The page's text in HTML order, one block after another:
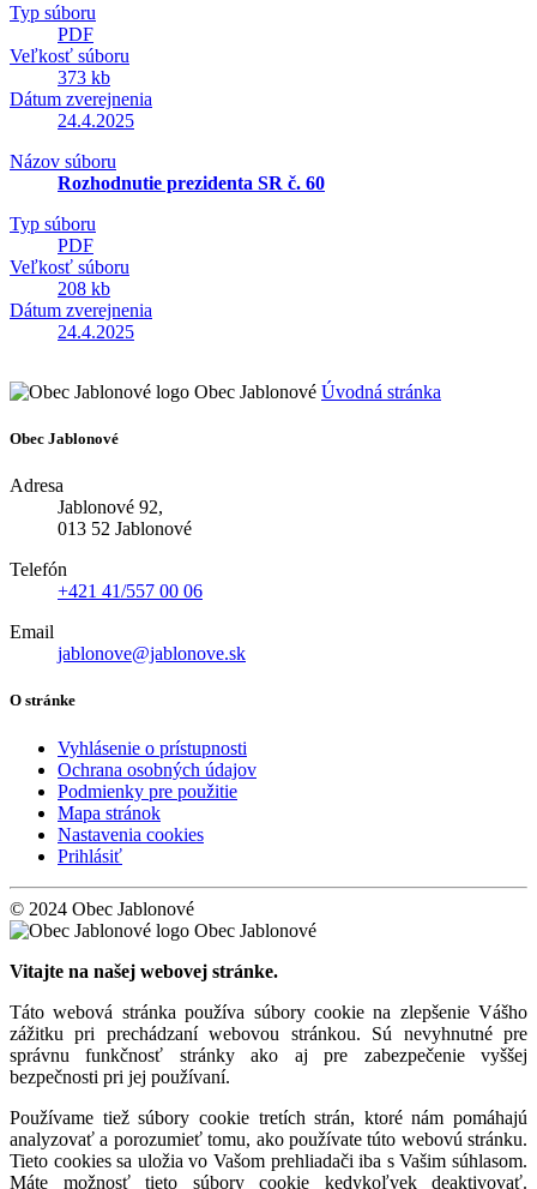
Typ súboru
PDF
Veľkosť súboru
373 kb
Dátum zverejnenia
24.4.2025
Názov súboru
Rozhodnutie prezidenta SR č. 60
Typ súboru
PDF
Veľkosť súboru
208 kb
Dátum zverejnenia
24.4.2025
Obec Jablonové Úvodná stránka
Obec Jablonové
Adresa
Jablonové 92,
013 52 Jablonové
Telefón
+421 41/557 00 06
Email
jablonove@jablonove.sk
O stránke
Vyhlásenie o prístupnosti
Ochrana osobných údajov
Podmienky pre použitie
Mapa stránok
Nastavenia cookies
Prihlásiť
© 2024 Obec Jablonové
Obec Jablonové
Vitajte na našej webovej stránke.
Táto webová stránka používa súbory cookie na zlepšenie Vášho
zážitku pri prechádzaní webovou stránkou. Sú nevyhnutné pre
správnu funkčnosť stránky ako aj pre zabezpečenie vyššej
bezpečnosti pri jej používaní.
Používame tiež súbory cookie tretích strán, ktoré nám pomáhajú
analyzovať a porozumieť tomu, ako používate túto webovú stránku.
Tieto cookies sa uložia vo Vašom prehliadači iba s Vašim súhlasom.
Máte možnosť tieto súbory cookie kedykoľvek deaktivovať.